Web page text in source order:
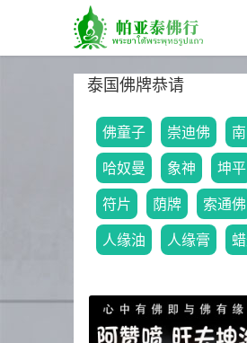
泰国佛牌恭请
佛童子 崇迪佛
哈奴曼
象神 坤平
符片
荫牌 索通佛
人缘油
人缘膏